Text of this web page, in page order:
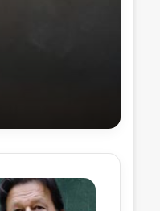
کان کنوں
عمران